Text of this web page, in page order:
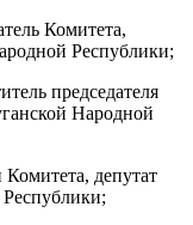
Комитета,
Республики;
председателя
Народной
депутат